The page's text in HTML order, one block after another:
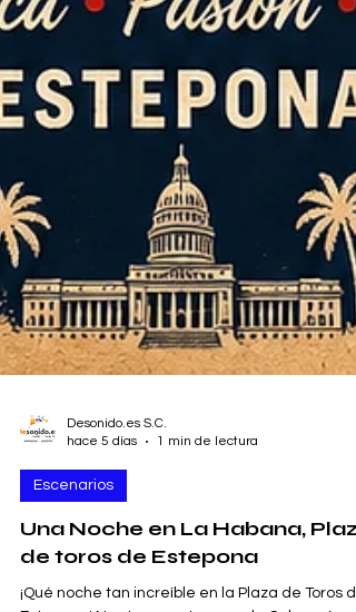
Desonido.es S.C.
hace 5 días
1 min de lectura
Escenarios